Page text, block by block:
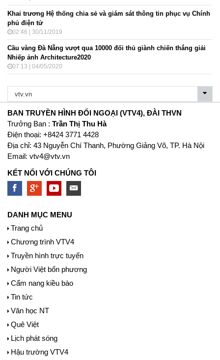
Khai trương Hệ thống chia sẻ và giám sát thông tin phục vụ Chính
phủ điện tử
02:46 | 30/11/2019
Cầu vàng Đà Nẵng vượt qua 10000 đối thủ giành chiến thắng giải
Nhiếp ảnh Architecture2020
07:13 | 04/05/2020
BAN TRUYỀN HÌNH ĐỐI NGOẠI (VTV4), ĐÀI THVN
Trưởng Ban : Trần Thị Thu Hà
Ðiện thoại: +8424 3771 4428
Địa chỉ: 43 Nguyễn Chí Thanh, Phường Giảng Võ, TP. Hà Nội
Email: vtv4@vtv.vn
KẾT NỐI VỚI CHÚNG TÔI
DANH MỤC MENU
Trang chủ
Chương trình VTV4
Truyền hình trực tuyến
Người Việt bốn phương
Cẩm nang kiều bào
Tin tức
Văn học NT
Quê Việt
Lịch phát sóng
Hậu trường VTV4